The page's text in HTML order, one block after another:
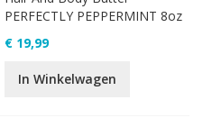
PERFECTLY PEPPERMINT 8oz
€ 19,99
In Winkelwagen